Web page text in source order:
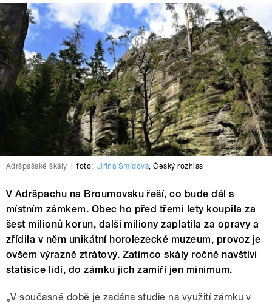
Adršpašské škály foto: Jiřina Šmídová,Český rozhlas
V Adršpachu na Broumovsku řeší, co bude dál s
místním zámkem. Obec ho před třemi lety koupila za
šest milionů korun, další miliony zaplatila za opravy a
zřídila v něm unikátní horolezecké muzeum, provoz je
ovšem výrazně ztrátový. Zatímco skály ročně navštíví
statisíce lidí, do zámku jich zamíří jen minimum.
„V současné době je zadána studie na využití zámku v